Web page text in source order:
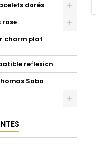
dorés
rose
charm plat
reflexion
Sabo